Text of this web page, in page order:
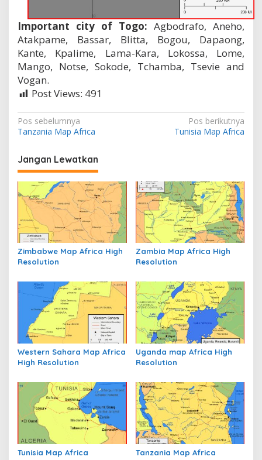
Important city of Togo: Agbodrafo, Aneho,
Atakpame, Bassar, Blitta, Bogou, Dapaong,
Kante, Kpalime, Lama-Kara, Lokossa, Lome,
Mango, Notse, Sokode, Tchamba, Tsevie and
Vogan.
Post Views: 491
N
a
v
i
g
a
s
i
p
o
s
Pos sebelumnya
Tanzania Map Africa
Pos berikutnya
Tunisia Map Africa
Jangan Lewatkan
Zimbabwe Map Africa High
Resolution
Zambia Map Africa High
Resolution
Western Sahara Map Africa
High Resolution
Uganda map Africa High
Resolution
Tunisia Map Africa Tanzania Map Africa